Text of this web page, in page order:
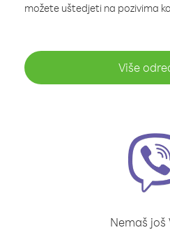
možete uštedjeti na pozivima
Više
Nemaš još